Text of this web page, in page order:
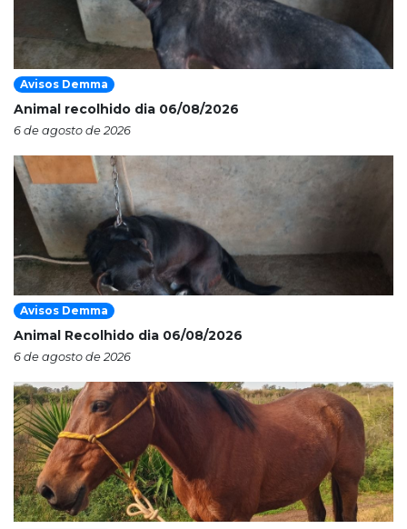
Avisos Demma
Animal recolhido dia 06/08/2026
6 de agosto de 2026
Avisos Demma
Animal Recolhido dia 06/08/2026
6 de agosto de 2026